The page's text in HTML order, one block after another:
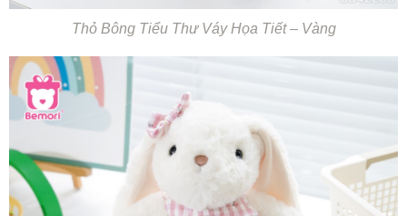
Thỏ Bông Tiểu Thư Váy Họa Tiết – Vàng